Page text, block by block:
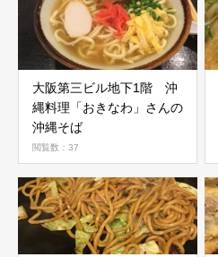
大阪第三ビル地下1階 沖
縄料理「おきなわ」さんの
沖縄そば
閲覧数：37